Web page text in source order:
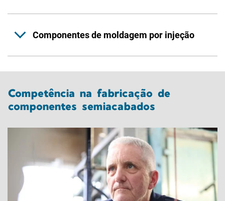
Componentes de moldagem por injeção
Competência na fabricação de
componentes semiacabados